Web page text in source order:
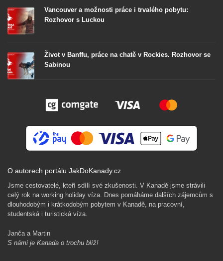
Vancouver a možnosti práce i trvalého pobytu:
Rozhovor s Luckou
Život v Banffu, práce na chatě v Rockies. Rozhovor se
Sabinou
O autorech portálu JakDoKanady.cz
Jsme cestovatelé, kteří sdílí své zkušenosti. V Kanadě jsme strávili
celý rok na working holiday víza. Dnes pomáháme dalších zájemcům s
dlouhodobým i krátkodobým pobytem v Kanadě, na pracovní,
studentská i turistická víza.
Janča a Martin
S námi je Kanada o trochu blíž!